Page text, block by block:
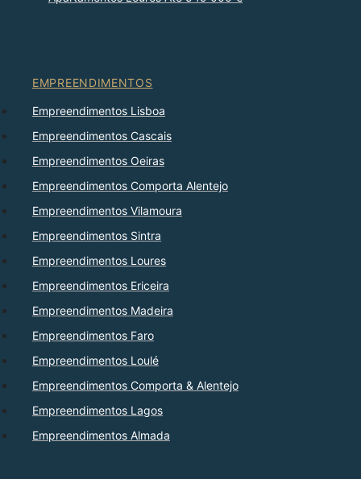
EMPREENDIMENTOS
Empreendimentos Lisboa
Empreendimentos Cascais
Empreendimentos Oeiras
Empreendimentos Comporta Alentejo
Empreendimentos Vilamoura
Empreendimentos Sintra
Empreendimentos Loures
Empreendimentos Ericeira
Empreendimentos Madeira
Empreendimentos Faro
Empreendimentos Loulé
Empreendimentos Comporta & Alentejo
Empreendimentos Lagos
Empreendimentos Almada